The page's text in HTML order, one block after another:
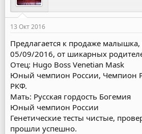
13 Окт 2016
Предлагается к продаже
05/09/2016, от шикарных
Отец: Hugo Boss Venetian Mask
Юный чемпион России, Чемпион
РКФ.
Мать: Русская гордость Богемия
Юный чемпион России
Генетические тесты чистые,
прошли успешно.